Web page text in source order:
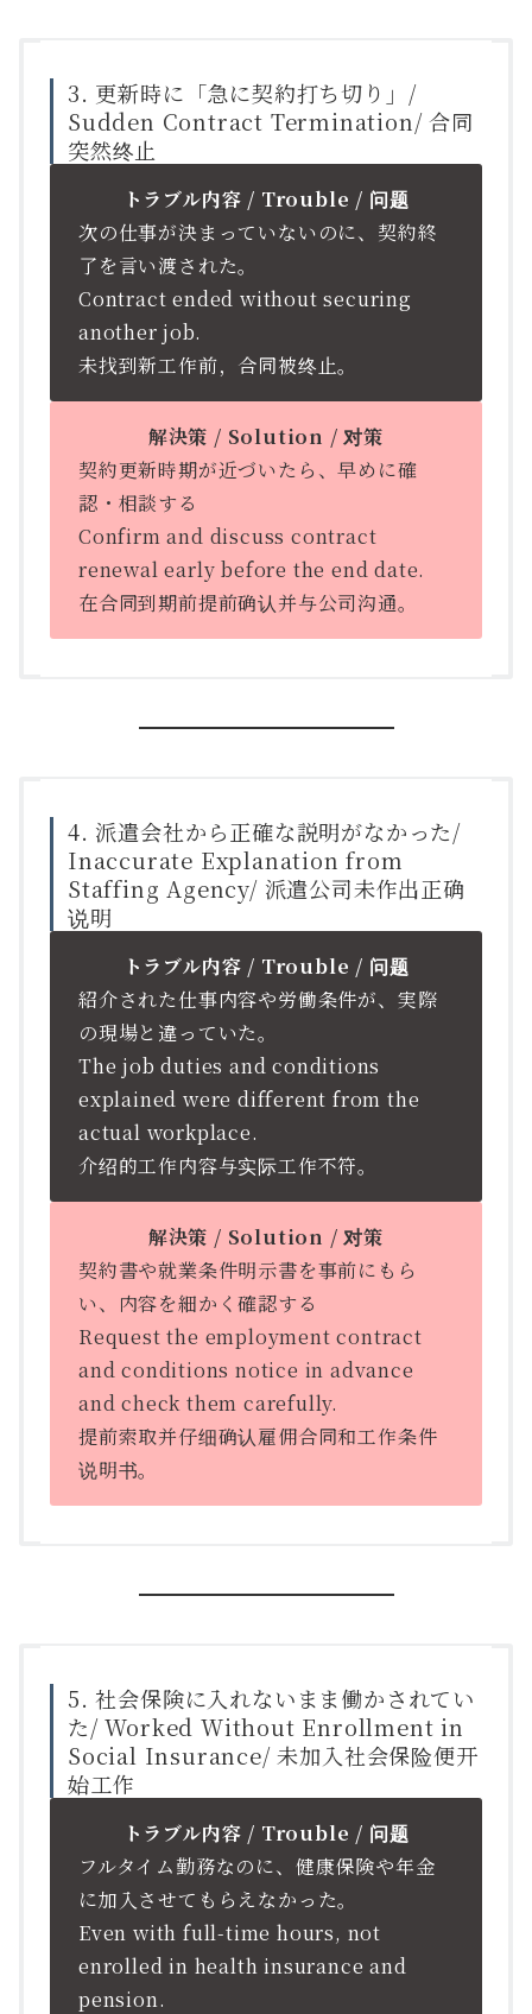
3. 更新時に「急に契約打ち切り」/
Sudden Contract Termination/ 合同
突然终止
トラブル内容 / Trouble / 问题
次の仕事が決まっていないのに、契約終
了を言い渡された。
Contract ended without securing
another job.
未找到新工作前，合同被终止。
解決策 / Solution / 对策
契約更新時期が近づいたら、早めに確
認・相談する
Confirm and discuss contract
renewal early before the end date.
在合同到期前提前确认并与公司沟通。
4. 派遣会社から正確な説明がなかった/
Inaccurate Explanation from
Staffing Agency/ 派遣公司未作出正确
说明
トラブル内容 / Trouble / 问题
紹介された仕事内容や労働条件が、実際
の現場と違っていた。
The job duties and conditions
explained were different from the
actual workplace.
介绍的工作内容与实际工作不符。
解決策 / Solution / 对策
契約書や就業条件明示書を事前にもら
い、内容を細かく確認する
Request the employment contract
and conditions notice in advance
and check them carefully.
提前索取并仔细确认雇佣合同和工作条件
说明书。
5. 社会保険に入れないまま働かされてい
た/ Worked Without Enrollment in
Social Insurance/ 未加入社会保险便开
始工作
トラブル内容 / Trouble / 问题
フルタイム勤務なのに、健康保険や年金
に加入させてもらえなかった。
Even with full-time hours, not
enrolled in health insurance and
pension.